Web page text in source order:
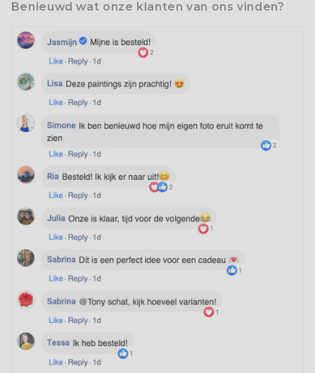
Benieuwd wat onze klanten van ons vinden?